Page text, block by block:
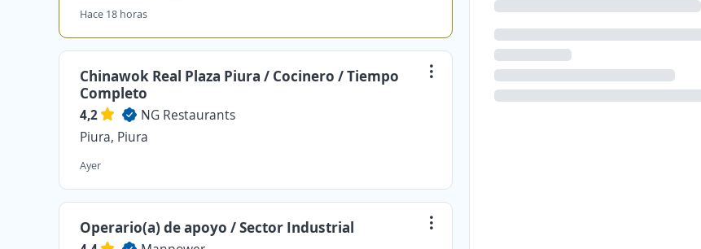
Hace 18 horas
Chinawok Real Plaza Piura / Cocinero / Tiempo
Completo
4,2
NG Restaurants
Piura, Piura
Ayer
Operario(a) de apoyo / Sector Industrial